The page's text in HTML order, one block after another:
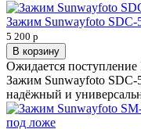
Зажим Sunwayfoto SDC-
5 200 р
В корзину
Ожидается поступление
Зажим Sunwayfoto SDC-
надёжный и